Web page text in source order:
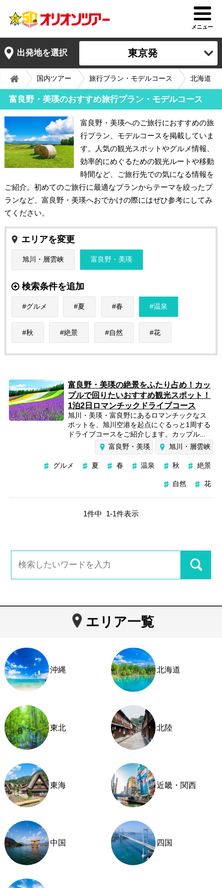
メニュー
出発地を選択 東京発
国内ツアー 旅行プラン・モデルコース 北海道
富良野・美瑛のおすすめ旅行プラン・モデルコース
富良野・美瑛へのご旅行におすすめの旅
行プラン、モデルコースを掲載していま
す。人気の観光スポットやグルメ情報、
効率的にめぐるための観光ルートや移動
時間など、ご旅行先での気になる情報を
ご紹介。初めてのご旅行に最適なプランからテーマを絞ったプ
ランなど、富良野・美瑛へおでかけの際にはぜひ参考にしてみ
てください。
エリアを変更
旭川・層雲峡 富良野・美瑛
検索条件を追加
グルメ 夏 春 温泉
秋 絶景 自然 花
富良野・美瑛の絶景をふたり占め！カッ
プルで回りたいおすすめ観光スポット！
1泊2日ロマンチックドライブコース
旭川・美瑛・富良野にあるロマンチックなス
ポットを、旭川空港を起点にぐるっと1周する
ドライブコースをご紹介します。カップル...
富良野・美瑛
旭川・層雲峡
グルメ 夏 春 温泉 秋 絶景
自然 花
1件中 1-1件表示
エリア一覧
沖縄 北海道
東北 北陸
東海 近畿・関西
中国 四国